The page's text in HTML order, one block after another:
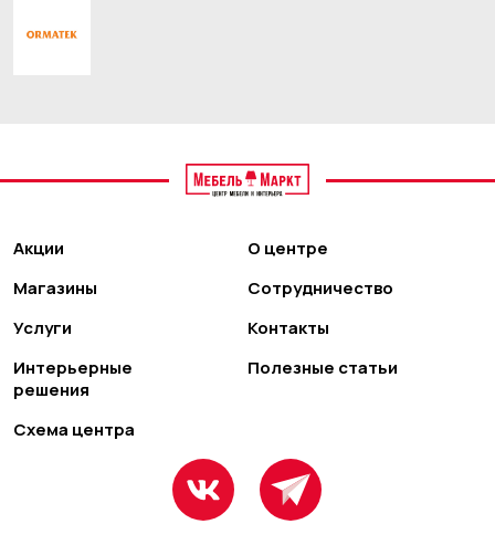
Акции
Магазины
Услуги
Интерьерные
решения
Схема центра
О центре
Сотрудничество
Контакты
Полезные статьи